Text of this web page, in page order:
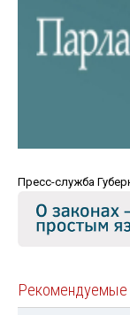
Пресс-служба
Рекомендуемые